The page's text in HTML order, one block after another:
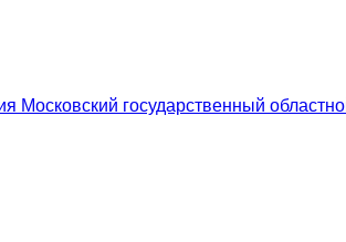
Московский государственный